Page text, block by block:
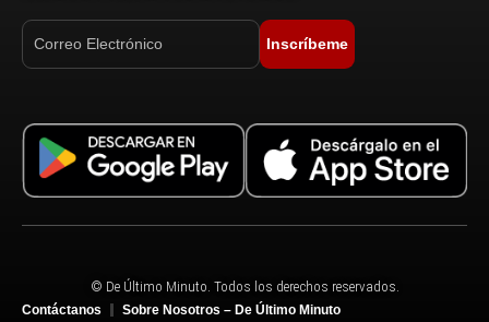
Inscríbeme
© De Último Minuto. Todos los derechos reservados.
Contáctanos
Sobre Nosotros – De Último Minuto